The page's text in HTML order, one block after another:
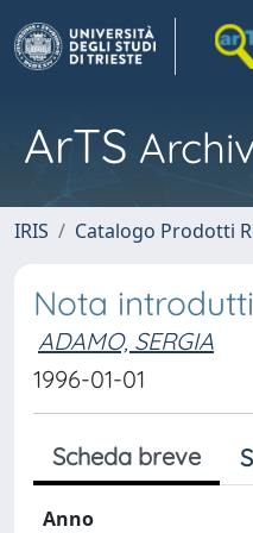
ArTS
IRIS Catalogo Prodotti
Nota
ADAMO, SERGIA
1996-01-01
Scheda breve
Anno